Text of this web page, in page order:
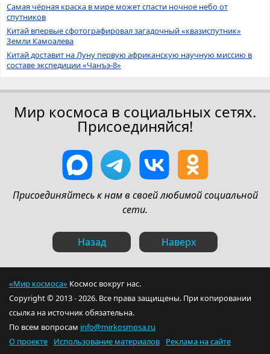
Самая чёрная краска в мире может спасти ночное небо от
спутников
Китай впервые сфотографировал загадочный «квазиспутник»
Земли Камоалева
Китай доставит на Луну первую африканскую научную миссию в
составе экспедиции «Чанъэ-8»
Мир космоса в социальных сетях.
Присоединяйся!
Присоединяйтесь к нам в своей любимой социальной
сети.
Назад Наверх
«Мир космоса» Космос вокруг нас.
Copyright © 2013 - 2026. Все права защищены. При копировании
ссылка на источник обязательна.
По всем вопросам info@mirkosmosa.ru
О проекте
Использование материалов Реклама на сайте